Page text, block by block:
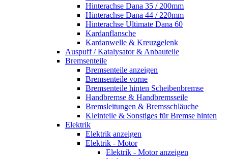
Hinterachse Dana 35 / 200mm
Hinterachse Dana 44 / 220mm
Hinterachse Ultimate Dana 60
Kardanflansche
Kardanwelle & Kreuzgelenk
Auspuff / Katalysator & Anbauteile
Bremsenteile
Bremsenteile anzeigen
Bremsenteile vorne
Bremsenteile hinten Scheibenbremse
Handbremse & Handbremsseile
Bremsleitungen & Bremsschläuche
Kleinteile & Sonstiges für Bremse hinten
Elektrik
Elektrik anzeigen
Elektrik - Motor
Elektrik - Motor anzeigen